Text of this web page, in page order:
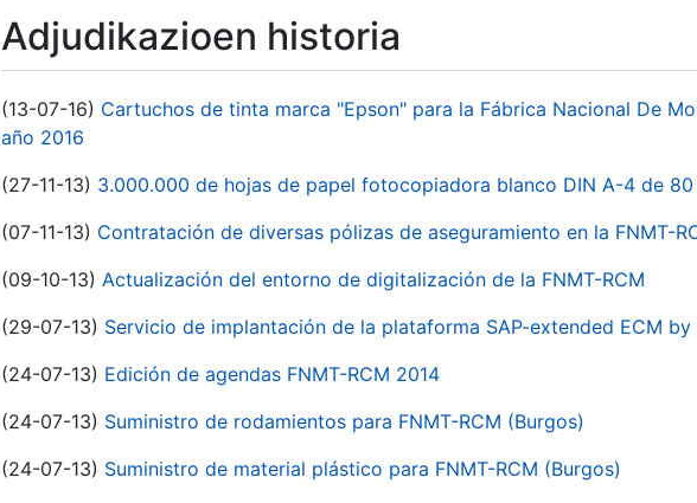
Adjudikazioen historia
(13-07-16) Cartuchos de tinta marca "Epson" para la Fábrica Nacional De
año 2016
(27-11-13) 3.000.000 de hojas de papel fotocopiadora blanco DIN A-4 de 80
(07-11-13) Contratación de diversas pólizas de aseguramiento en la FNMT-
(09-10-13) Actualización del entorno de digitalización de la FNMT-RCM
(29-07-13) Servicio de implantación de la plataforma SAP-extended ECM by
(24-07-13) Edición de agendas FNMT-RCM 2014
(24-07-13) Suministro de rodamientos para FNMT-RCM (Burgos)
(24-07-13) Suministro de material plástico para FNMT-RCM (Burgos)